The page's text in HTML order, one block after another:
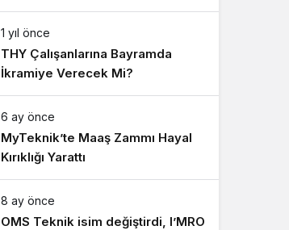
Gece Modu
Gece modunu seçin.
Sistem modunu seçin.
Emekçinin”
1 yıl önce
THY Çalışanlarına Bayramda
İkramiye Verecek Mi?
6 ay önce
MyTeknik’te Maaş Zammı Hayal
Kırıklığı Yarattı
8 ay önce
OMS Teknik isim değiştirdi, I’MRO